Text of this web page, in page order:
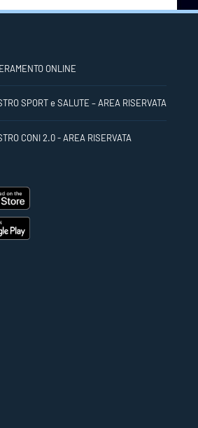
ONLINE
SPORT e SALUTE – AREA RISERVATA
CONI 2.0 - AREA RISERVATA